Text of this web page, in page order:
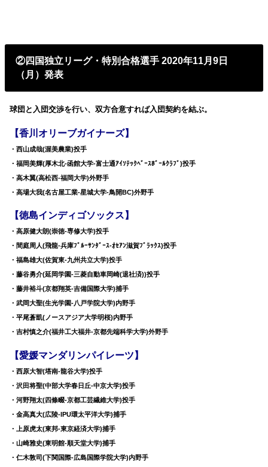
②四国独立リーグ・特別合格選手 2020年11月9日
（月）発表
球団と入団交渉を行い、双方合意すれば入団契約を結ぶ。
【香川オリーブガイナーズ】
・西山成哉(渥美農業)投手
・福岡美輝(厚木北-函館大学-富士通ｱｲｿﾃｯｸﾍﾞｰｽﾎﾞｰﾙｸﾗﾌﾞ)投手
・高木翼(高松西-福岡大学)外野手
・高場大我(名古屋工業-星城大学-鳥開BC)外野手
【徳島インディゴソックス】
・高原健大朗(崇徳-専修大学)投手
・間庭周人(飛龍-兵庫ﾌﾞﾙｰｻﾝﾀﾞｰｽ-ｵｾｱﾝ滋賀ﾌﾞﾗｯｸｽ)投手
・福島雄大(佐賀東-九州共立大学)投手
・藤谷勇介(延岡学園-三菱自動車岡崎(退社済))投手
・藤井裕斗(京都翔英-吉備国際大学)捕手
・武岡大聖(生光学園-八戸学院大学)内野手
・平尾蒼凱(ノースアジア大学明桜)内野手
・吉村慎之介(福井工大福井-京都先端科学大学)外野手
【愛媛マンダリンパイレーツ】
・西原大智(塔南-龍谷大学)投手
・沢田将聖(中部大学春日丘-中京大学)投手
・河野翔太(四條畷-京都工芸繊維大学)投手
・金高真大(広陵-IPU環太平洋大学)捕手
・上原虎太(東邦-東京経済大学)捕手
・山崎雅史(東明館-順天堂大学)捕手
・仁木敦司(下関国際-広島国際学院大学)内野手